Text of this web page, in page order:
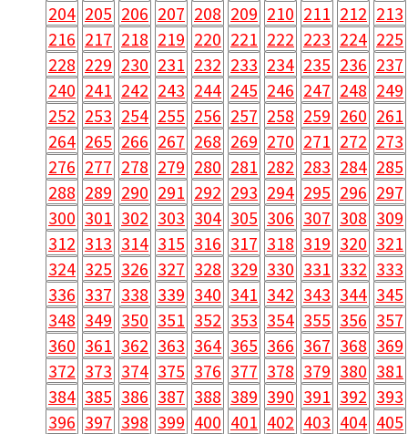
204 205 206 207 208 209 210 211 212 213
216 217 218 219 220 221 222 223 224 225
228 229 230 231 232 233 234 235 236 237
240 241 242 243 244 245 246 247 248 249
252 253 254 255 256 257 258 259 260 261
264 265 266 267 268 269 270 271 272 273
276 277 278 279 280 281 282 283 284 285
288 289 290 291 292 293 294 295 296 297
300 301 302 303 304 305 306 307 308 309
312 313 314 315 316 317 318 319 320 321
324 325 326 327 328 329 330 331 332 333
336 337 338 339 340 341 342 343 344 345
348 349 350 351 352 353 354 355 356 357
360 361 362 363 364 365 366 367 368 369
372 373 374 375 376 377 378 379 380 381
384 385 386 387 388 389 390 391 392 393
396 397 398 399 400 401 402 403 404 405